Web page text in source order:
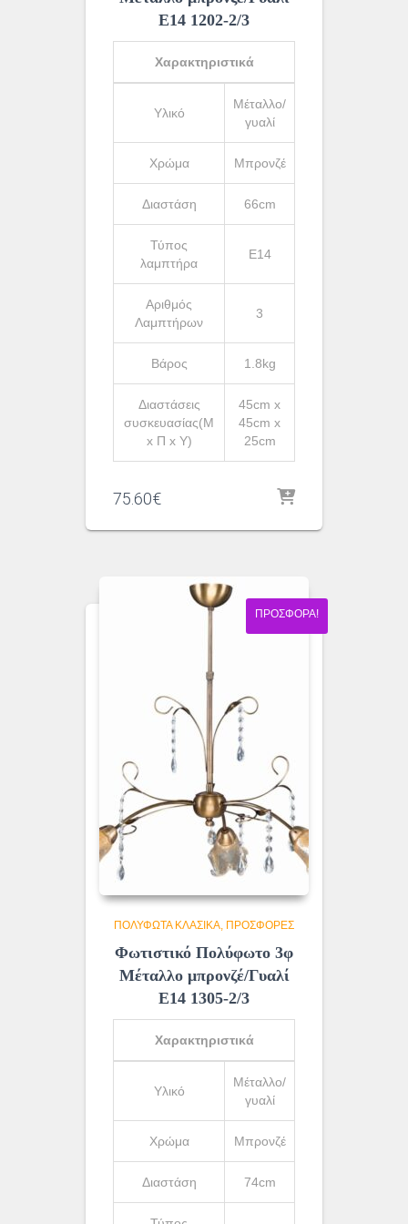
Ε14 1202-2/3
Χαρακτηριστικά
Υλικό
Μέταλλο/
γυαλί
Χρώμα Μπρονζέ
Διαστάση 66cm
Τύπος
λαμπτήρα
Ε14
Αριθμός
Λαμπτήρων
3
Βάρος 1.8kg
Διαστάσεις
συσκευασίας(Μ
x Π x Υ)
45cm x
45cm x
25cm
75.60€
ΠΡΟΣΦΟΡΆ!
ΠΟΛΥΦΩΤΑ ΚΛΑΣΙΚΆ ΠΡΟΣΦΟΡΕΣ
Φωτιστικό Πολύφωτο 3φ
Μέταλλο μπρονζέ/Γυαλί
Ε14 1305-2/3
Χαρακτηριστικά
Υλικό
Μέταλλο/
γυαλί
Χρώμα Μπρονζέ
Διαστάση 74cm